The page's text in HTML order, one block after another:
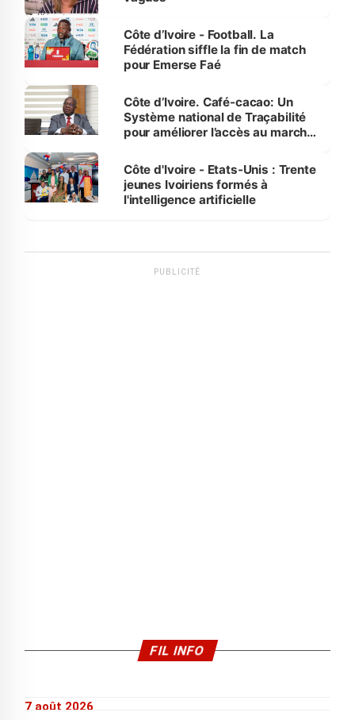
Côte d’Ivoire - Football. La
Fédération siffle la fin de match
pour Emerse Faé
Côte d’Ivoire. Café-cacao: Un
Système national de Traçabilité
pour améliorer l’accès au marché
Côte d'Ivoire - Etats-Unis : Trente
jeunes Ivoiriens formés à
l'intelligence artificielle
PUBLICITÉ
FIL INFO
7 août 2026